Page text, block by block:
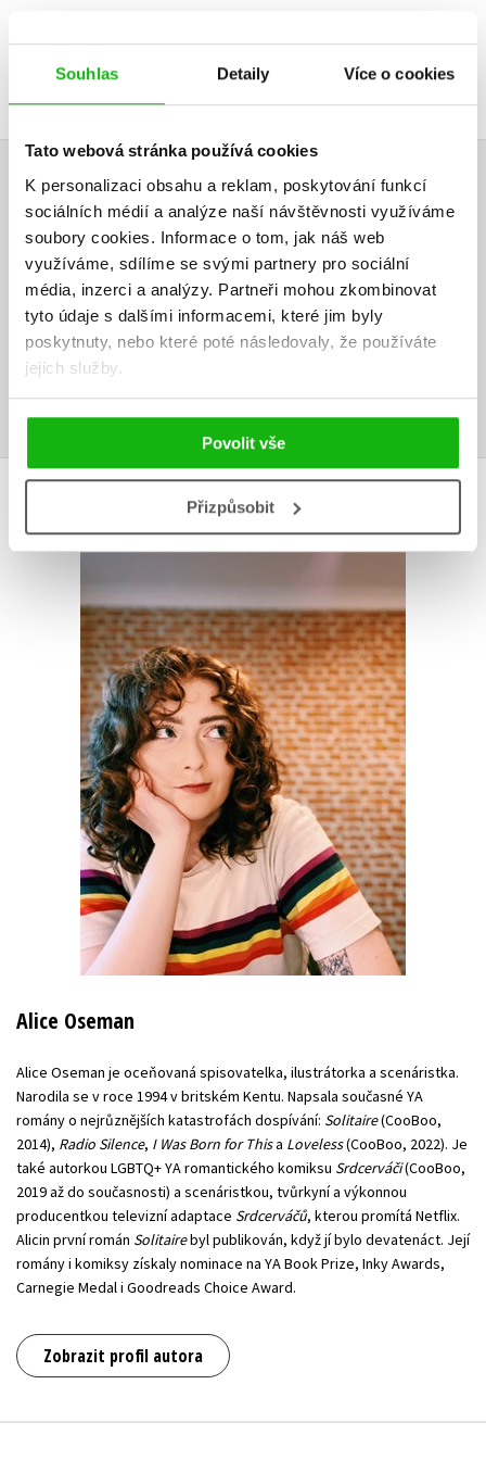
Souhlas Detaily Více o cookies
Tato webová stránka používá cookies
K personalizaci obsahu a reklam, poskytování funkcí
sociálních médií a analýze naší návštěvnosti využíváme
soubory cookies. Informace o tom, jak náš web
využíváme, sdílíme se svými partnery pro sociální
média, inzerci a analýzy. Partneři mohou zkombinovat
tyto údaje s dalšími informacemi, které jim byly
poskytnuty, nebo které poté následovaly, že používáte
jejich služby.
Povolit vše
Přizpůsobit
HODNOCENÍ ČTENÁŘŮ
V současné době nejsou vytvořena žádná uživatelská hodnocení.
Vaše hodnocení
Uživatelskou recenzi mohou vkládat pouze registrovaní uživatelé
Přihlásit
AUTOR KNIHY
Alice Oseman
Alice Oseman je oceňovaná spisovatelka, ilustrátorka a scenáristka.
Narodila se v roce 1994 v britském Kentu. Napsala současné YA
romány o nejrůznějších katastrofách dospívání: Solitaire(CooBoo,
2014), Radio Silence, I Was Born for Thisa Loveless(CooBoo, 2022). Je
také autorkou LGBTQ+ YA romantického komiksu Srdcerváči(CooBoo,
2019 až do současnosti) a scenáristkou, tvůrkyní a výkonnou
producentkou televizní adaptace Srdcerváčů, kterou promítá Netflix.
Alicin první román Solitairebyl publikován, když jí bylo devatenáct. Její
romány i komiksy získaly nominace na YA Book Prize, Inky Awards,
Carnegie Medal i Goodreads Choice Award.
Zobrazit profil autora